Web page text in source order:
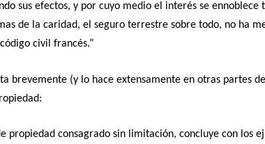
sus efectos, y por cuyo medio el interés se ennoblece
de la caridad, el seguro terrestre sobre todo, no ha
civil francés.”
brevemente (y lo hace extensamente en otras partes
propiedad consagrado sin limitación, concluye con los